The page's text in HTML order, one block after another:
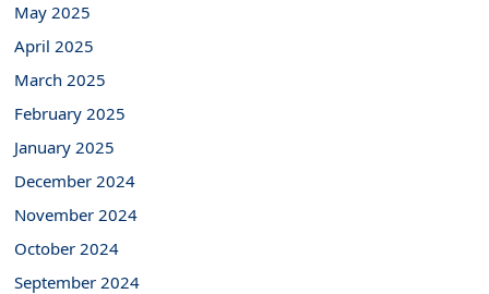
May 2025
April 2025
March 2025
February 2025
January 2025
December 2024
November 2024
October 2024
September 2024